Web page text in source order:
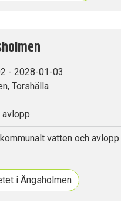
- 2028-01-03
Torshälla
avlopp
vatten och avlopp.
i Ängsholmen